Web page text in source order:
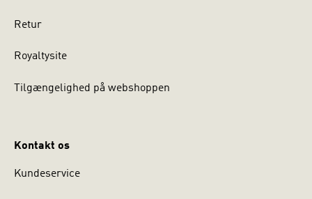
Retur
Royaltysite
Tilgængelighed på webshoppen
Kontakt os
Kundeservice